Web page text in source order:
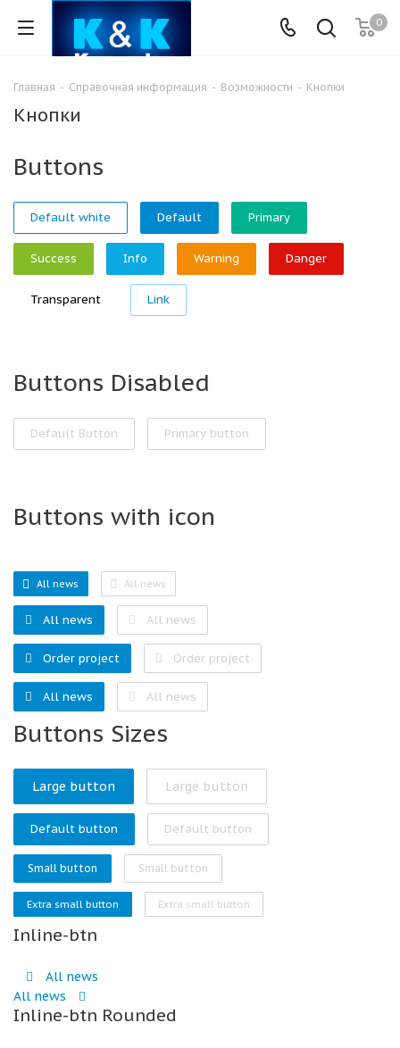
0
Главная - Справочная информация - Возможности - Кнопки
Кнопки
Buttons
Default white Default Primary
Success Info Warning Danger
Transparent Link
Buttons Disabled
Default Button Primary button
Buttons with icon
All news All news
All news All news
Order project Order project
All news All news
Buttons Sizes
Large button Large button
Default button Default button
Small button Small button
Extra small button Extra small button
Inline-btn
All news
All news
Inline-btn Rounded